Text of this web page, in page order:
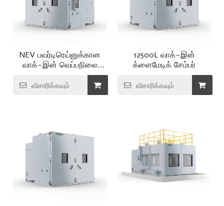
NEV பவர்டிரெய்னுக்கான
வாக்-இன் வெப்பநிலை
விசாரிக்கவும்
12500L வாக்-இன்
க்ளைமேடிக் சேம்பர்
விசாரிக்கவும்